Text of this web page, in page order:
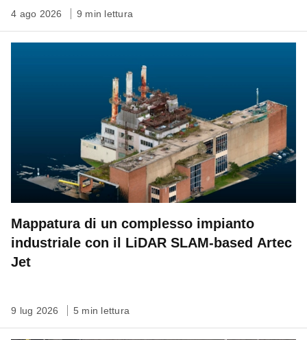
4 ago 2026 9 min lettura
Mappatura di un complesso impianto
industriale con il LiDAR SLAM-based Artec
Jet
9 lug 2026 5 min lettura